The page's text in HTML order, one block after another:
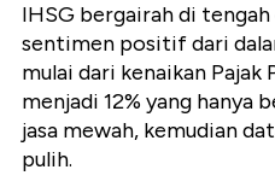
IHSG bergairah di
sentimen positif dari
mulai dari kenaikan
menjadi 12% yang hanya
jasa mewah, kemudian
pulih.